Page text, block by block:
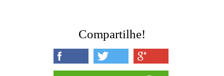
Compartilhe!